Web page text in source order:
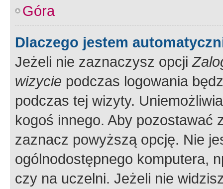
Góra
Dlaczego jestem
Jeżeli nie zaznaczysz opcji
wizycie podczas logowania
podczas tej wizyty.
kogoś innego. Aby pozostawać
zaznacz powyższą opcję. Nie
ogólnodostępnego komputera,
czy na uczelni. Jeżeli nie